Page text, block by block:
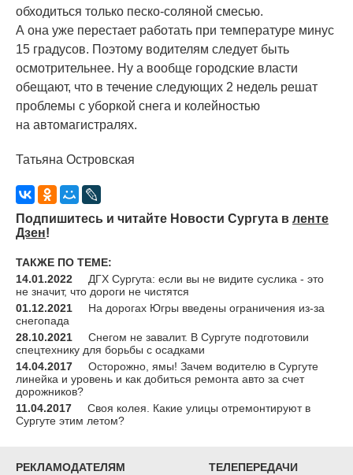
обходиться только песко-соляной смесью.
А она уже перестает работать при температуре минус
15 градусов. Поэтому водителям следует быть
осмотрительнее. Ну а вообще городские власти
обещают, что в течение следующих 2 недель решат
проблемы с уборкой снега и колейностью
на автомагистралях.
Татьяна Островская
Подпишитесь и читайте Новости Сургута в ленте
Дзен!
ТАКЖЕ ПО ТЕМЕ:
14.01.2022
ДГХ Сургута: если вы не видите суслика - это
не значит, что дороги не чистятся
01.12.2021
На дорогах Югры введены ограничения из-за
снегопада
28.10.2021
Снегом не завалит. В Сургуте подготовили
спецтехнику для борьбы с осадками
14.04.2017
Осторожно, ямы! Зачем водителю в Сургуте
линейка и уровень и как добиться ремонта авто за счет
дорожников?
11.04.2017
Своя колея. Какие улицы отремонтируют в
Сургуте этим летом?
РЕКЛАМОДАТЕЛЯМ ТЕЛЕПЕРЕДАЧИ